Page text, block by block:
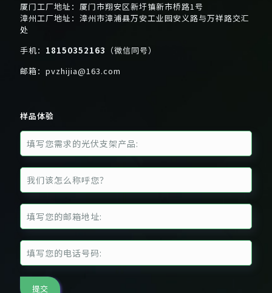
厦门工厂地址：厦门市翔安区新圩镇新市桥路1号
漳州工厂地址：漳州市漳浦县万安工业园安义路与万祥路交汇
处
手机： 18150352163 （微信同号）
邮箱： pvzhijia@163.com
样品体验